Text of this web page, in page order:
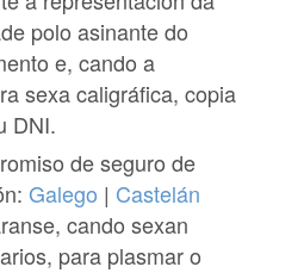
polo asinante do
e, cando a
sexa caligráfica, copia
DNI.
de seguro de
Galego | Castelán
cando sexan
para plasmar o